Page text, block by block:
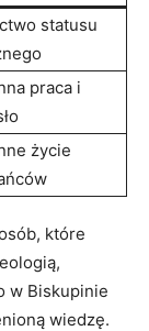
statusu
praca i
życie
które
‌w Biskupinie
wiedzę.⁣